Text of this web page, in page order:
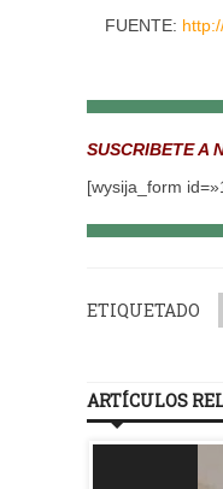
FUENTE:
SUSCRIBETE A
[wysija_form
ETIQUETADO
ARTÍCULOS